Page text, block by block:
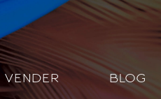
VENDER BLOG